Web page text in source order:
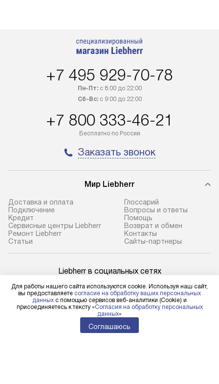
+7 495 929-70-78
Пн-Пт:с 8:00 до 22:00
Сб-Вс:с 9:00 до 22:00
+7 800 333-46-21
Бесплатно по России
Заказать звонок
Мир Liebherr
Доставка и оплата
Подключение
Кредит
Сервисные центры Liebherr
Ремонт Liebherr
Cтатьи
Глоссарий
Вопросы и ответы
Помощь
Возврат и обмен
Контакты
Сайты-партнеры
Liebherr в социальных сетях
Для физических лиц
shop@l-rus.ru
Для юридических лиц
Для работы нашего сайта используются cookie. Используя наш сайт,
вы предоставляете согласие на обработку ваших персональных
данных с помощью сервисов веб-аналитики (Cookie) и
присоединяетесь к тексту «Согласия на обработку персональных
данных»
Соглашаюсь